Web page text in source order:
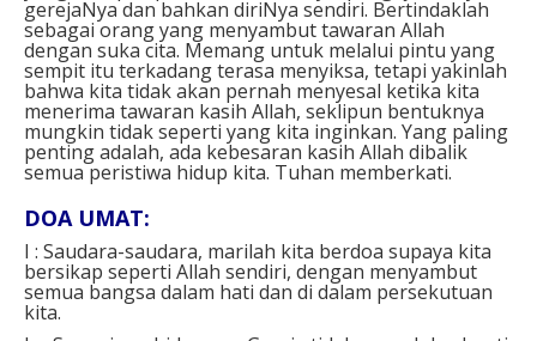
gerejaNya dan bahkan diriNya sendiri. Bertindaklah
sebagai orang yang menyambut tawaran Allah
dengan suka cita. Memang untuk melalui pintu yang
sempit itu terkadang terasa menyiksa, tetapi yakinlah
bahwa kita tidak akan pernah menyesal ketika kita
menerima tawaran kasih Allah, seklipun bentuknya
mungkin tidak seperti yang kita inginkan. Yang paling
penting adalah, ada kebesaran kasih Allah dibalik
semua peristiwa hidup kita. Tuhan memberkati.
DOA UMAT:
I : Saudara-saudara, marilah kita berdoa supaya kita
bersikap seperti Allah sendiri, dengan menyambut
semua bangsa dalam hati dan di dalam persekutuan
kita.